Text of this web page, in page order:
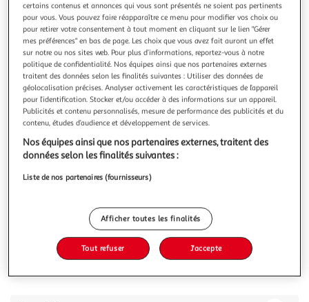
ATMOSPHERA
Lot de 3 cagettes de noël en bois - l. 40 x p. 25 x h. 20
cm - blanc
Ajoutez une touche rustique et élégante à votre décoration
de Noël avec notre lot de 3 cagettes de Noël en bois de
couleur blanche. Ces cagettes sont idéales pour créer une
ambiance festive et chaleureuse dans votre maison
pendant les fêtes. Utilisez ces cagettes pour créer un
arrangement de Noël un
En savoir +
Vendu parToilinux
A partir de 6,89€
Plus d'options
Toilinux
42,74€
dont 0,30€ d'éco part. mobilier.
Ajouter au panier
Ajouter à une liste
certains contenus et annonces qui vous sont présentés ne soient pas pertinents
pour vous. Vous pouvez faire réapparaître ce menu pour modifier vos choix ou
pour retirer votre consentement à tout moment en cliquant sur le lien "Gérer
mes préférences" en bas de page. Les choix que vous avez fait auront un effet
sur notre ou nos sites web. Pour plus d’informations, reportez-vous à notre
politique de confidentialité. Nos équipes ainsi que nos partenaires externes
traitent des données selon les finalités suivantes : Utiliser des données de
géolocalisation précises. Analyser activement les caractéristiques de l’appareil
pour l’identification. Stocker et/ou accéder à des informations sur un appareil.
Publicités et contenu personnalisés, mesure de performance des publicités et du
contenu, études d’audience et développement de services.
Nos équipes ainsi que nos partenaires externes, traitent des
données selon les finalités suivantes :
Liste de nos partenaires (fournisseurs)
Afficher toutes les finalités
Tout refuser J'accepte